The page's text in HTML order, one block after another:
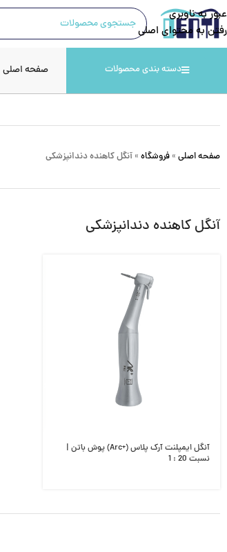
عبور به ناوبری
رفتن به محتوای اصلی
دسته بندی محصولات صفحه اصلی
صفحه اصلی » فروشگاه » آنگل کاهنده دندانپزشکی
آنگل کاهنده دندانپزشکی
آنگل ایمپلنت آرک پلاس (+Arc) پوش باتن |
نسبت 20 : 1